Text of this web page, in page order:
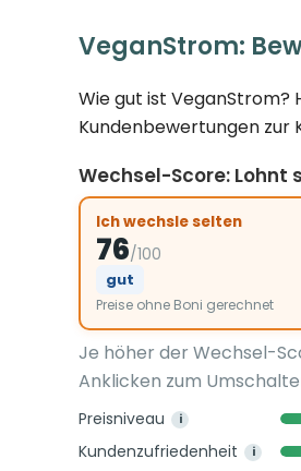
VeganStrom:
Wie gut ist
Kundenbewertungen zur
Wechsel-Score: Lohnt
Ich wechsle selten
76/100
gut
Preise ohne Boni gerechnet
Je höher der Wechsel-
Anklicken zum
Preisniveau i
Kundenzufriedenheit
i